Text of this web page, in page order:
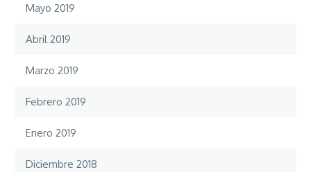
Mayo 2019
Abril 2019
Marzo 2019
Febrero 2019
Enero 2019
Diciembre 2018